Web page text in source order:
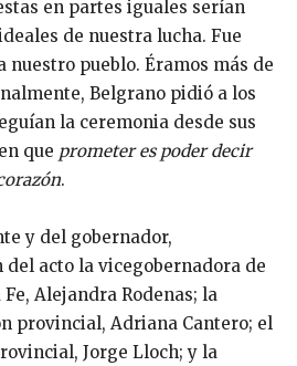
en partes iguales serían
de nuestra lucha. Fue
pueblo. Éramos más de
Belgrano pidió a los
la ceremonia desde sus
que prometer es poder decir
.
y del gobernador,
acto la vicegobernadora de
Alejandra Rodenas; la
provincial, Adriana Cantero; el
Jorge Lloch; y la